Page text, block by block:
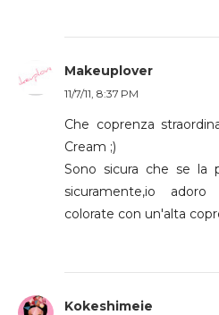
Makeuplover
11/7/11, 8:37 PM
Che coprenza
Cream ;)
Sono sicura che se la
sicuramente,io
colorate con un'alta
Kokeshimeie